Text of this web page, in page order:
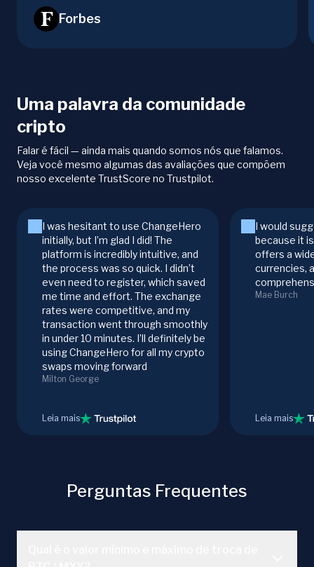
Forbes
Uma palavra da comunidade
cripto
Falar é fácil — ainda mais quando somos nós que falamos.
Veja você mesmo algumas das avaliações que compõem
nosso excelente TrustScore no Trustpilot.
I was hesitant to use ChangeHero
initially, but I’m glad I did! The
platform is incredibly intuitive, and
the process was so quick. I didn’t
even need to register, which saved
me time and effort. The exchange
rates were competitive, and my
transaction went through smoothly
in under 10 minutes. I’ll definitely be
using ChangeHero for all my crypto
swaps moving forward
Milton George
Leia mais
I would
because it
offers a
currencies,
Mae Burch
Leia mais
Perguntas Frequentes